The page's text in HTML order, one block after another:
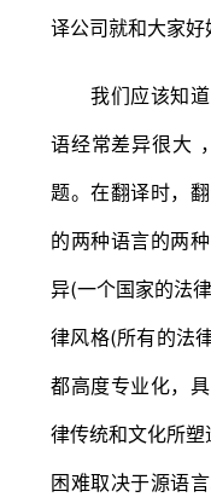
译公司就和大家好
我们应该知道
语经常差异很大
题。在翻译时，
的两种语言的两
异(一个国家的法
律风格(所有的法
都高度专业化，
律传统和文化所
困难取决于源语